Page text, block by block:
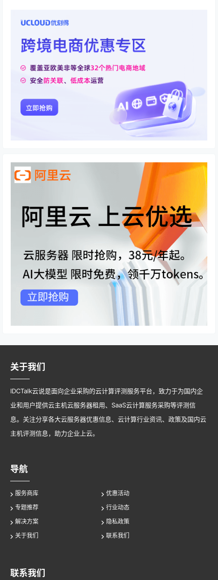
关于我们
IDCTalk云说是面向企业采购的云计算评测服务平台，致力于为国内企
业和用户提供云主机云服务器租用、SaaS云计算服务采购等评测信
息。关注分享各大云服务器优惠信息、云计算行业资讯、政策及国内云
主机评测信息，助力企业上云。
导航
服务商库
优惠活动
专题推荐
行业动态
解决方案
隐私政策
关于我们
联系我们
联系我们